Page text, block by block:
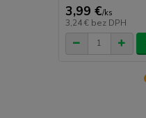
3,99 €/ks
3,24 € bez DPH